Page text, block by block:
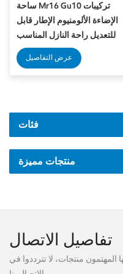
ساحة Mr16 Gu10 تركيبات
الإضاءة الألومنيوم الإطار قابل
للتعديل راحة النازل المناسب
عرض التفاصيل
فئات
منتجات مميزة
تفاصيل الاتصال
منتجات، لا تترددوا في